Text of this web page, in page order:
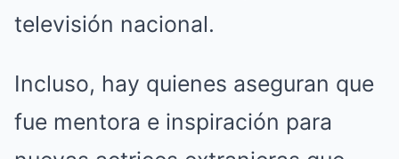
televisión nacional.
Incluso, hay quienes aseguran que
fue mentora e inspiración para